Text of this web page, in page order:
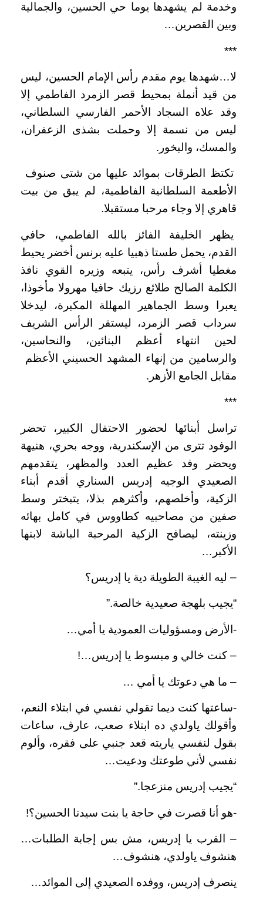
وخدمة لم يشهدها يوما حي الحسين، والجمالية
وبين القصرين…
***
لا…شهدها يوم مقدم رأس الإمام الحسين، ليس
من قيد أنملة بمحيط قصر الزمرد الفاطمي إلا
وقد علاه السجاد الأحمر الفارسي السلطاني،
ليس من نسمة إلا وحملت بشذى الزعفران،
والمسك، والبخور.
تكتظ الطرقات بموائد عليها من شتى صنوف
الأطعمة السلطانية الفاطمية، لم يبق من بيت
قاهري إلا وجاء مرحبا مستقبلا.
يظهر الخليفة الفائز بالله الفاطمي، حافي
القدم، يحمل طستا ذهبيا عليه برنس أخضر يحيط
مغطيا أشرف رأس، يتبعه وزيره القوي نافذ
الكلمة الصالح طلائع رزيك حافيا مهرولا مأخوذا،
يعبرا وسط الجماهير المهللة المكبرة، ليدخلا
سرداب قصر الزمرد، ليستقر الرأس الشريف
لحين انتهاء أعظم البنائين، والنحاسين،
والرسامين من إنهاء المشهد الحسيني الأعظم
مقابل الجامع الأزهر.
***
تراسل أبنائها لحضور الاحتفال الكبير، تحضر
الوفود تترى من الإسكندرية، ووجه بحري، هنيهة
ويحضر وفد عظيم العدد والمظهر، يتقدمهم
الصعيدي الوجيه إدريس السناري أقدم أبناء
الزكية، وأخلصهم، وأكثرهم بذلا، يتبختر وسط
صفين من مصاحبيه كطاووس في كامل بهائه
وزينته، ليصافح الزكية المرحبة الباشة لابنها
الأكبر…
– ليه الغيبة الطويلة دية يا إدريس؟
“يجيب بلهجة صعيدية خالصة.”
-الأرض ومسؤوليات العمودية يا أمي…
– كنت خالي و مبسوط يا إدريس…!
– ما هي دعوتك يا أمي …
-ساعتها كنت ديما تقولي نفسي في ابتلاء النعم،
وأقولك ياولدي ده ابتلاء صعب، عارف، ساعات
بقول لنفسي ياريته قعد جنبي على فقره، وألوم
نفسي لأني طوعتك ودعيت…
“يجيب إدريس منزعجا.”
-هو أنا قصرت في حاجة يا بنت سيدنا الحسين؟!
– القرب يا إدريس، مش بس إجابة الطلبات…
هنشوف ياولدي، هنشوف…
ينصرف إدريس، ووفده الصعيدي إلى الموائد…